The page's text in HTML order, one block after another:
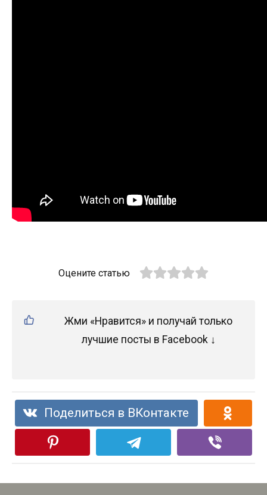
Оцените статью
Жми «Нравится» и получай только
лучшие посты в Facebook ↓
Поделиться в ВКонтакте